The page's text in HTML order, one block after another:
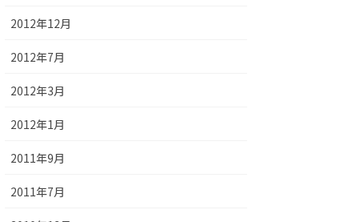
2012年12月
2012年7月
2012年3月
2012年1月
2011年9月
2011年7月